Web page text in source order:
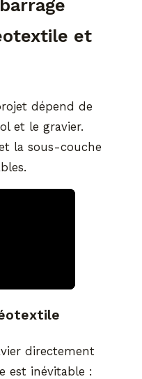
et
dépend de
et le gravier.
la sous-couche
directement
est inévitable :